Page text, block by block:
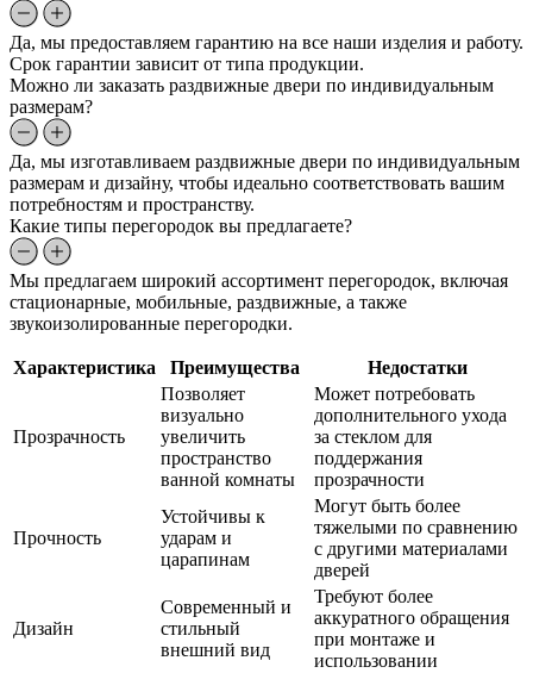
Да, мы предоставляем гарантию на все наши изделия и работу.
Срок гарантии зависит от типа продукции.
Можно ли заказать раздвижные двери по индивидуальным
размерам?
Да, мы изготавливаем раздвижные двери по индивидуальным
размерам и дизайну, чтобы идеально соответствовать вашим
потребностям и пространству.
Какие типы перегородок вы предлагаете?
Мы предлагаем широкий ассортимент перегородок, включая
стационарные, мобильные, раздвижные, а также
звукоизолированные перегородки.
Характеристика Преимущества Недостатки
Прозрачность
Позволяет
визуально
увеличить
пространство
ванной комнаты
Может потребовать
дополнительного ухода
за стеклом для
поддержания
прозрачности
Прочность
Устойчивы к
ударам и
царапинам
Могут быть более
тяжелыми по сравнению
с другими материалами
дверей
Дизайн
Современный и
стильный
внешний вид
Требуют более
аккуратного обращения
при монтаже и
использовании